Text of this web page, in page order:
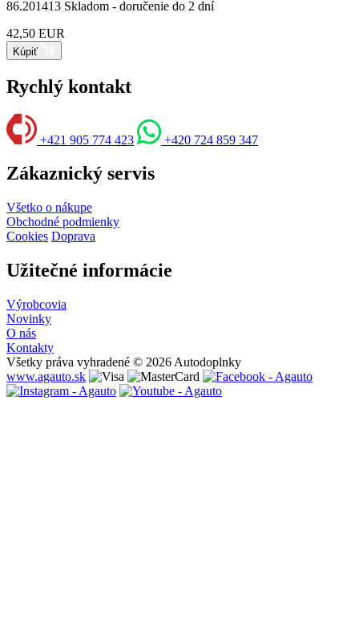
86.201413 Skladom - doručenie do 2 dní
42,50 EUR
Kúpiť
Rychlý kontakt
+421 905 774 423 +420 724 859 347
Zákaznický servis
Všetko o nákupe
Obchodné podmienky
Cookies Doprava
Užitečné informácie
Výrobcovia
Novinky
O nás
Kontakty
Všetky práva vyhradené © 2026 Autodoplnky
www.agauto.sk